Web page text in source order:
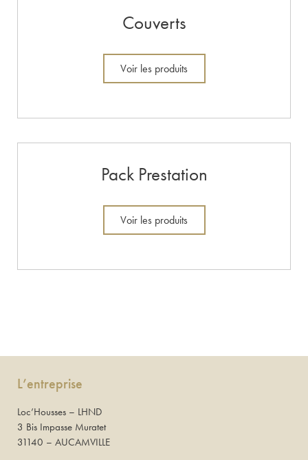
Couverts
Voir les produits
Pack Prestation
Voir les produits
L’entreprise
Loc’Housses – LHND
3 Bis Impasse Muratet
31140 – AUCAMVILLE